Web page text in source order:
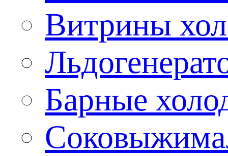
Витрины
Барные